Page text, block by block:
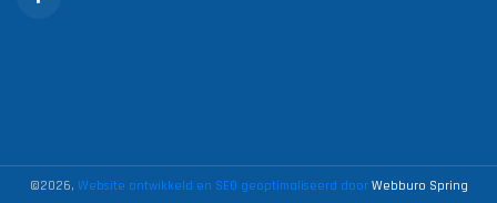
©2026, Website ontwikkeld en SEO geoptimaliseerd door Webburo Spring